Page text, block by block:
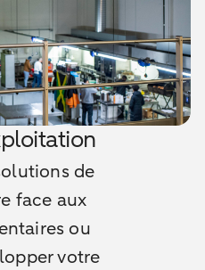
de
face aux
ou
votre